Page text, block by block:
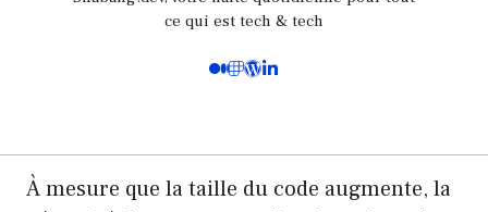
ce qui est tech & tech
À mesure que la taille du code augmente, la